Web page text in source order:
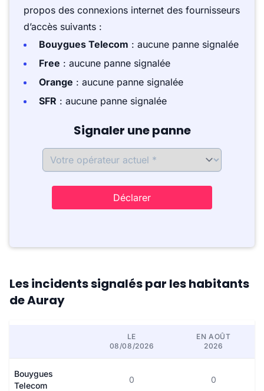
propos des connexions internet des fournisseurs
d’accès suivants :
Bouygues Telecom : aucune panne signalée
Free : aucune panne signalée
Orange : aucune panne signalée
SFR : aucune panne signalée
Signaler une panne
Déclarer
Les incidents signalés par les habitants
de Auray
LE
08/08/2026
EN AOÛT
2026
Bouygues
Telecom
0 0